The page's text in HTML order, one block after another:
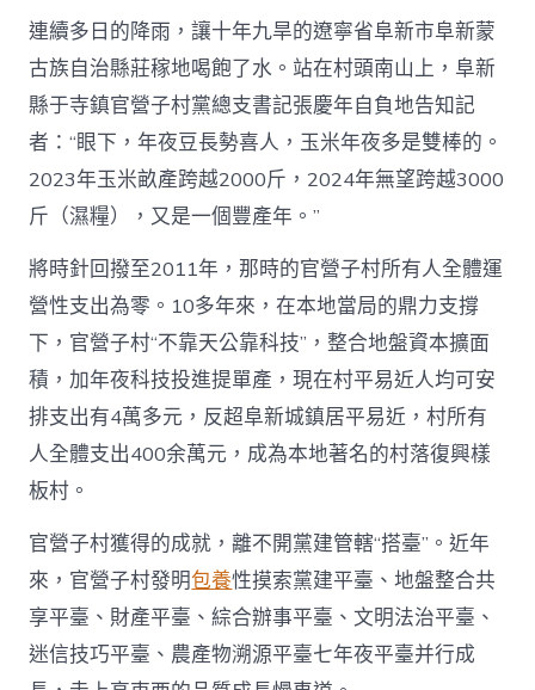
建
+”
平
臺
展
村
落
新
顏
——
探
析
遼
寧
阜
新
縣
官
營
子
故
成
為
村
落
復
連續多日的降雨，讓十年九旱的遼寧省阜新市阜新蒙
古族自治縣莊稼地喝飽了水。站在村頭南山上，阜新
縣于寺鎮官營子村黨總支書記張慶年自負地告知記
者：“眼下，年夜豆長勢喜人，玉米年夜多是雙棒的。
2023年玉米畝產跨越2000斤，2024年無望跨越3000
斤（濕糧），又是一個豐產年。”
將時針回撥至2011年，那時的官營子村所有人全體運
營性支出為零。10多年來，在本地當局的鼎力支撐
下，官營子村“不靠天公靠科技”，整合地盤資本擴面
積，加年夜科技投進提單產，現在村平易近人均可安
排支出有4萬多元，反超阜新城鎮居平易近，村所有
人全體支出400余萬元，成為本地著名的村落復興樣
板村。
官營子村獲得的成就，離不開黨建管轄“搭臺”。近年
來，官營子村發明包養性摸索黨建平臺、地盤整合共
享平臺、財產平臺、綜合辦事平臺、文明法治平臺、
迷信技巧平臺、農產物溯源平臺七年夜平臺并行成